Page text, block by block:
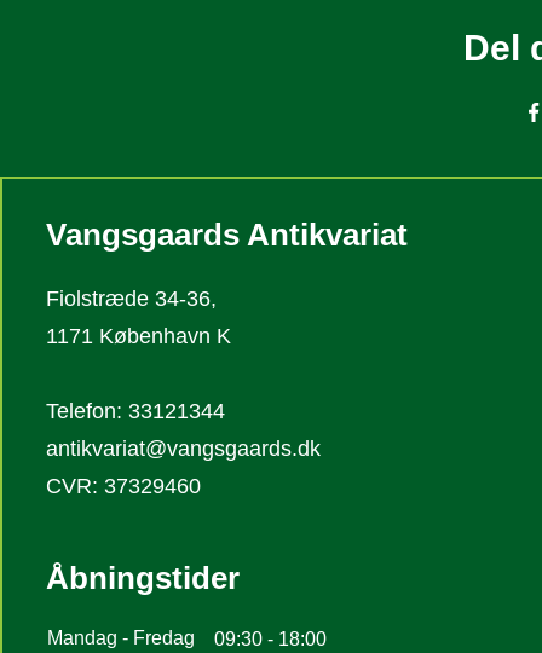
Del
Vangsgaards Antikvariat
Fiolstræde 34-36,
1171 København K
Telefon: 33121344
antikvariat@vangsgaards.dk
CVR: 37329460
Åbningstider
09:30 - 18:00
Mandag - Fredag